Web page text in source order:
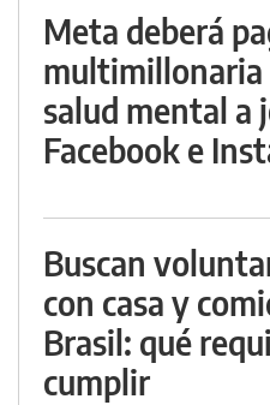
Meta deberá
multimillonaria
salud mental a
Facebook e
Buscan
con casa y
Brasil: qué
cumplir